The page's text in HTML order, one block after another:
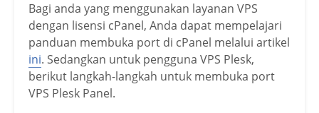
Bagi anda yang menggunakan layanan VPS
dengan lisensi cPanel, Anda dapat mempelajari
panduan membuka port di cPanel melalui artikel
ini. Sedangkan untuk pengguna VPS Plesk,
berikut langkah-langkah untuk membuka port
VPS Plesk Panel.